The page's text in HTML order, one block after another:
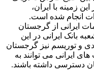
زمینه با ایران،
انجام شده است.
ایرانی از گرجستان
بانک ایرانی در این
و توریسم نیز گرجستان
ایرانی می توانند به
دسترسی داشته باشند.